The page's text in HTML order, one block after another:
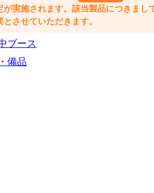
ブース
備品
実施されます。該当製品につきまし
させていただきます。